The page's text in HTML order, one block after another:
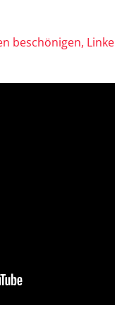
beschönigen, Linke